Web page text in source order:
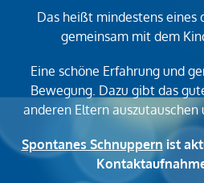
Das heißt mindestens
gemeinsam mit dem
Eine schöne Erfahrung und
Bewegung. Dazu gibt das
anderen Eltern auszutauschen
Spontanes Schnuppern ist